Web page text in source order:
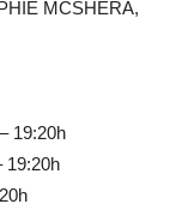
MCSHERA,
19:20h
19:20h